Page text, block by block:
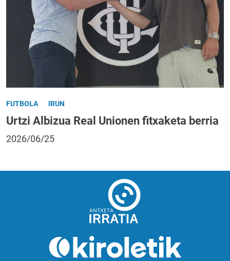
FUTBOLA IRUN
Urtzi Albizua Real Unionen fitxaketa berria
2026/06/25